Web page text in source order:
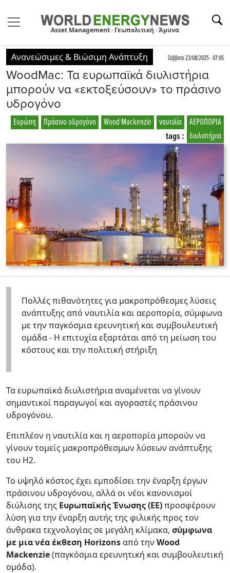
Asset Management · Γεωπολιτική · Άμυνα
Ανανεώσιμες & Βιώσιμη Ανάπτυξη Σάββατο 23/08/2025 - 07:05
WoodMac: Τα ευρωπαϊκά διυλιστήρια
μπορούν να «εκτοξεύσουν» το πράσινο
υδρογόνο
ΑΕΡΟΠΟΡΙΑ
ναυτιλία
Wood Mackenzie
Πράσινο υδρογόνο
Ευρώπη
διυλιστήρια
tags :
Πολλές πιθανότητες για μακροπρόθεσμες λύσεις
ανάπτυξης από ναυτιλία και αεροπορία, σύμφωνα
με την παγκόσμια ερευνητική και συμβουλευτική
ομάδα - Η επιτυχία εξαρτάται από τη μείωση του
κόστους και την πολιτική στήριξη
Τα ευρωπαϊκά διυλιστήρια αναμένεται να γίνουν
σημαντικοί παραγωγοί και αγοραστές πράσινου
υδρογόνου.
Επιπλέον η ναυτιλία και η αεροπορία μπορούν να
γίνουν τομείς μακροπρόθεσμων λύσεων ανάπτυξης
του Η2.
Το υψηλό κόστος έχει εμποδίσει την έναρξη έργων
πράσινου υδρογόνου, αλλά οι νέοι κανονισμοί
διύλισης της Ευρωπαϊκής Ένωσης (ΕΕ)προσφέρουν
λύση για την έναρξη αυτής της φιλικής προς τον
άνθρακα τεχνολογίας σε μεγάλη κλίμακα, σύμφωνα
με μια νέα έκθεση Horizonsαπό την Wood
Mackenzie(παγκόσμια ερευνητική και συμβουλευτική
ομάδα).